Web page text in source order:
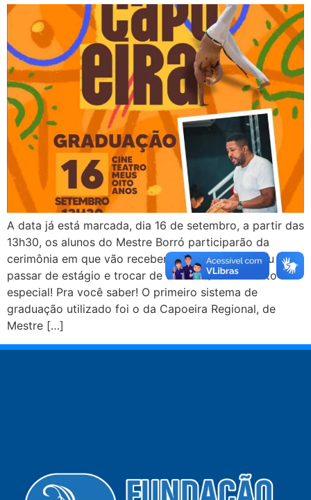
A data já está marcada, dia 16 de setembro, a partir das
13h30, os alunos do Mestre Borró participarão da
cerimônia em que vão receber a primeira corda ou
passar de estágio e trocar de corda. Que momento
especial! Pra você saber! O primeiro sistema de
graduação utilizado foi o da Capoeira Regional, de
Mestre […]